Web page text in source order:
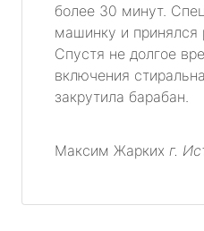
более 30 минут.
машинку и принялся
Спустя не долгое
включения
закрутила барабан.
Максим Жарких г.